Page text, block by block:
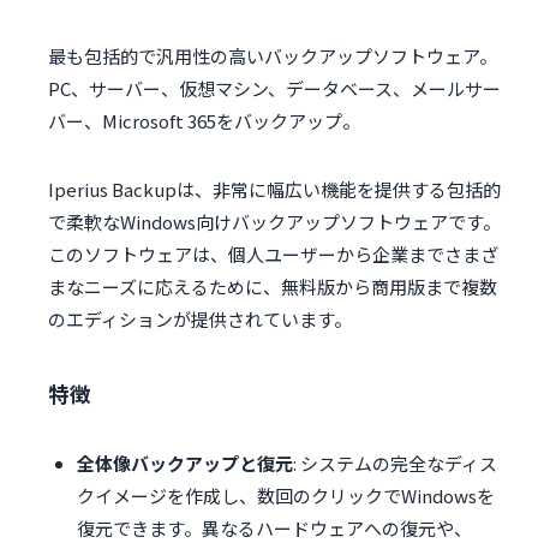
最も包括的で汎用性の高いバックアップソフトウェア。
PC、サーバー、仮想マシン、データベース、メールサー
バー、Microsoft 365をバックアップ。
Iperius Backupは、非常に幅広い機能を提供する包括的
で柔軟なWindows向けバックアップソフトウェアです。
このソフトウェアは、個人ユーザーから企業までさまざ
まなニーズに応えるために、無料版から商用版まで複数
のエディションが提供されています。
特徴
全体像バックアップと復元: システムの完全なディス
クイメージを作成し、数回のクリックでWindowsを
復元できます。異なるハードウェアへの復元や、